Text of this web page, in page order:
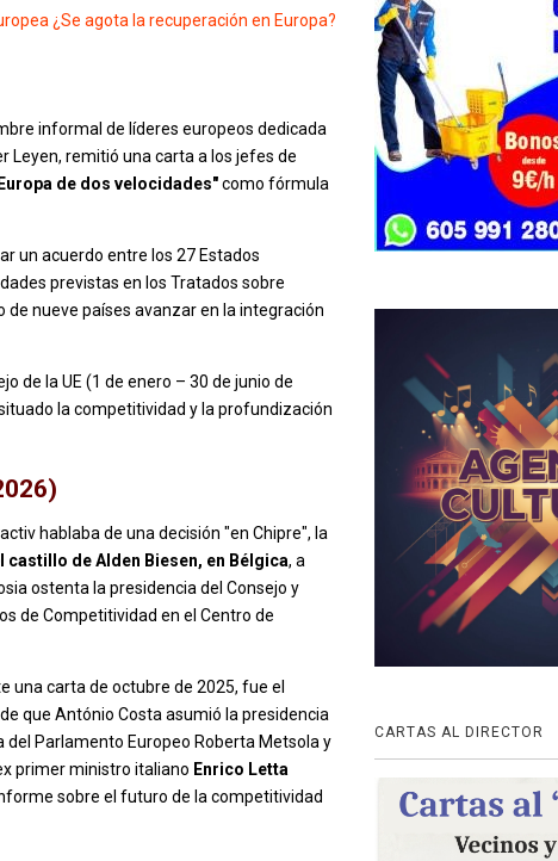
¿Se agota la recuperación en Europa?
informal de líderes europeos dedicada
Leyen, remitió una carta a los jefes de
de dos velocidades"como fórmula
un acuerdo entre los 27 Estados
previstas en los Tratados sobre
nueve países avanzar en la integración
de la UE (1 de enero – 30 de junio de
la competitividad y la profundización
hablaba de una decisión "en Chipre", la
de Alden Biesen, en Bélgica, a
ostenta la presidencia del Consejo y
de Competitividad en el Centro de
una carta de octubre de 2025, fue el
que António Costa asumió la presidencia
del Parlamento Europeo Roberta Metsola y
primer ministro italiano Enrico Letta
sobre el futuro de la competitividad
CARTAS AL DIRECTOR